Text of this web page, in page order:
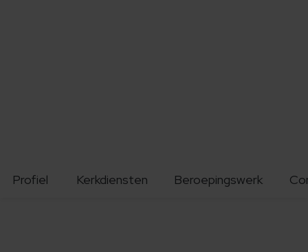
Profiel Kerkdiensten Beroepingswerk